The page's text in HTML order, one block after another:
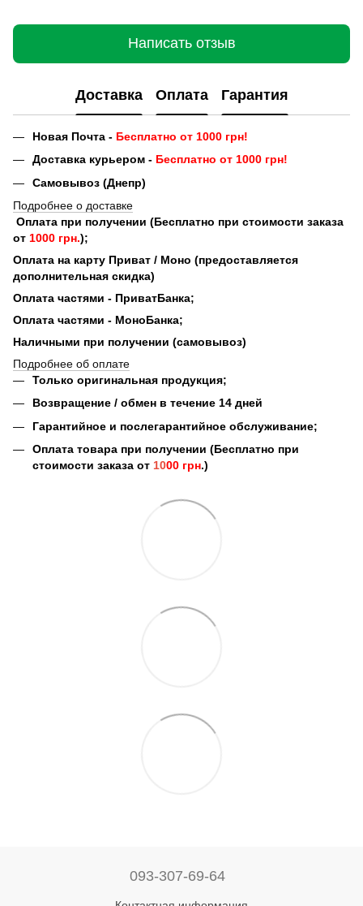
Написать отзыв
Доставка Оплата Гарантия
Новая Почта - Бесплатно от 1000 грн!
Доставка курьером - Бесплатно от 1000 грн!
Самовывоз (Днепр)
Подробнее о доставке
Оплата при получении (Бесплатно при стоимости заказа
от 1000 грн.);
Оплата на карту Приват / Моно (предоставляется
дополнительная скидка)
Оплата частями - ПриватБанка;
Оплата частями - МоноБанка;
Наличными при получении (самовывоз)
Подробнее об оплате
Только оригинальная продукция;
Возвращение / обмен в течение 14 дней
Гарантийное и послегарантийное обслуживание;
Оплата товара при получении (Бесплатно при
стоимости заказа от 1000 грн.)
093-307-69-64